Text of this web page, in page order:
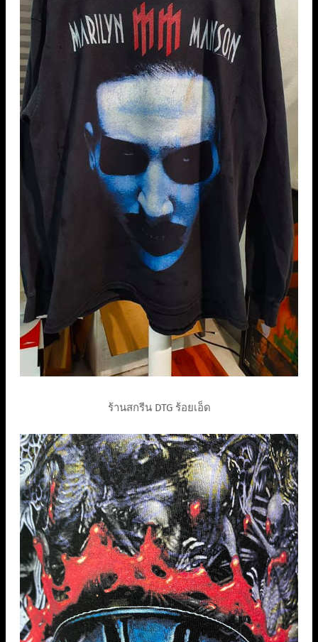
ร้านสกรีน DTG ร้อยเอ็ด